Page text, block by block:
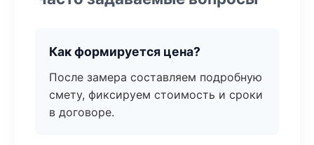
Как формируется цена?
После замера составляем подробную
смету, фиксируем стоимость и сроки
в договоре.